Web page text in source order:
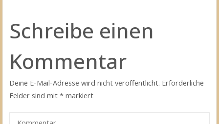
Schreibe einen
Kommentar
Deine E-Mail-Adresse wird nicht veröffentlicht. Erforderliche
Felder sind mit* markiert